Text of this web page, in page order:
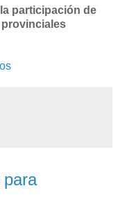
participación de
para